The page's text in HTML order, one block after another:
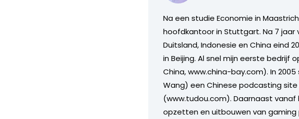
Na een studie Economie in
hoofdkantoor in Stuttgart. Na 7
Duitsland, Indonesie en China eind
in Beijing. Al snel mijn eerste bedrijf
China, www.china-bay.com). In
Wang) een Chinese podcasting
(www.tudou.com). Daarnaast vanaf
opzetten en uitbouwen van gaming